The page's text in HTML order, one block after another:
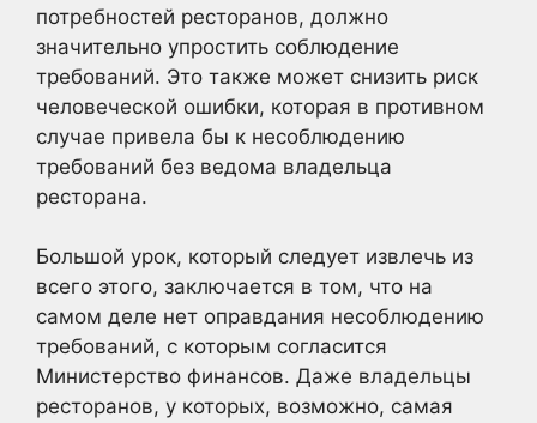
потребностей ресторанов, должно
значительно упростить соблюдение
требований. Это также может снизить риск
человеческой ошибки, которая в противном
случае привела бы к несоблюдению
требований без ведома владельца
ресторана.
Большой урок, который следует извлечь из
всего этого, заключается в том, что на
самом деле нет оправдания несоблюдению
требований, с которым согласится
Министерство финансов. Даже владельцы
ресторанов, у которых, возможно, самая